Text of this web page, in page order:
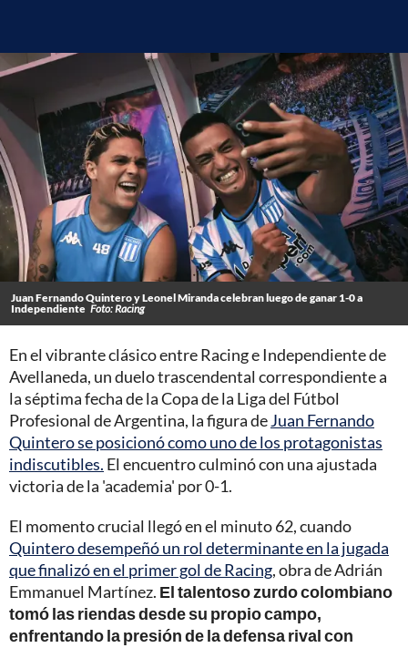
Juan Fernando Quintero y Leonel Miranda celebran luego de ganar 1-0 a
Independiente Foto: Racing
En el vibrante clásico entre Racing e Independiente de
Avellaneda, un duelo trascendental correspondiente a
la séptima fecha de la Copa de la Liga del Fútbol
Profesional de Argentina, la figura deJuan Fernando
Quintero se posicionó como uno de los protagonistas
indiscutibles. El encuentro culminó con una ajustada
victoria de la 'academia' por 0-1.
El momento crucial llegó en el minuto 62, cuando
Quintero desempeñó un rol determinante en la jugada
que finalizó en el primer gol de Racing, obra de Adrián
Emmanuel Martínez. El talentoso zurdo colombiano
tomó las riendas desde su propio campo,
enfrentando la presión de la defensa rival con